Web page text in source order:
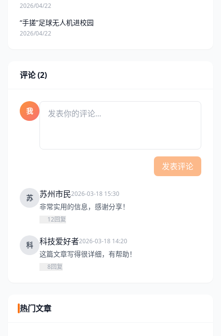
2026/04/22
“手搓”足球无人机进校园
2026/04/22
评论 (2)
我
发表评论
苏 苏州市民2026-03-18 15:30
非常实用的信息，感谢分享！
12回复
科 科技爱好者2026-03-18 14:20
这篇文章写得很详细，有帮助！
8回复
热门文章